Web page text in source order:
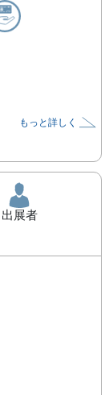
もっと詳しく
出展者